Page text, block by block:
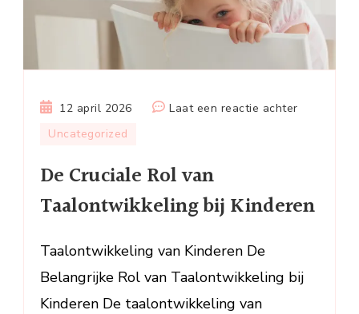
12 april 2026 Laat een reactie achterop
Uncategorized
De Cruciale Rol van
Taalontwikkeling bij Kinderen
Taalontwikkeling van Kinderen De
Belangrijke Rol van Taalontwikkeling bij
Kinderen De taalontwikkeling van